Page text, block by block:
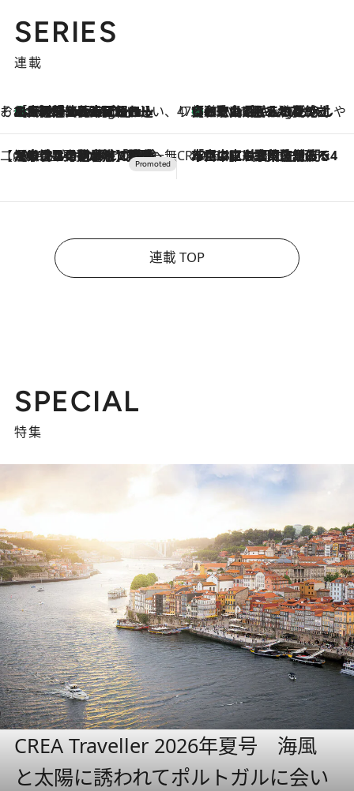
SERIES
連載
そおだよおこの関西おいしい、おやつ紀行30 Minutes Ago
［大阪府箕面市］一皿一皿目の前で仕上げられる、料理を巧みに組み込んだアシェットデセールコース「ミチル アシェット デセール（Michiru assiette dessert）」 47都道府県の手みやげ ひんやりスイーツで夏を満喫
30 Minutes Ago
【和歌山県】この夏絶対食べたい 冷やしておいしいおやつ3選 みかんがごろっと丸ごと入ったジュレ
【CREA×星野リゾート】唯一無二。癒しと発見が待つ場所へ
2026.8.7
【トンボの足水浴】ヒノキの香りに包まれて涼感マックス！約13℃の湧水かけ流しを避暑地「星野温泉 トンボの湯」で体験 CREA'S CHOICE
2026.8.7
「立川にも歌舞伎があるんだよ」 片岡仁左衛門・市川中車ら豪華座組みで4年目の立川立飛歌舞伎へ
連載 TOP
SPECIAL
特集
CREA Traveller 2026年夏号 海風
と太陽に誘われてポルトガルに会い